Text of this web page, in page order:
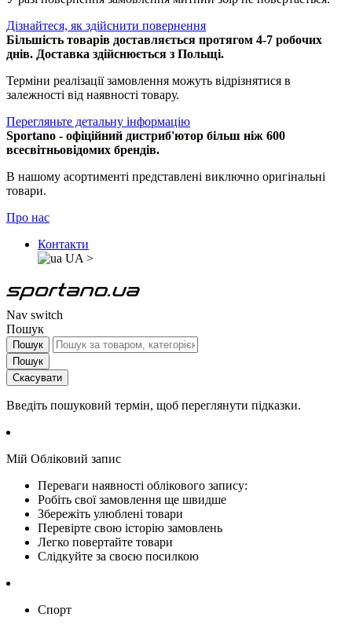
Дізнайтеся, як здійснити повернення
Більшість товарів доставляється протягом 4-7 робочих
днів. Доставка здійснюється з Польщі.
Терміни реалізації замовлення можуть відрізнятися в
залежності від наявності товару.
Перегляньте детальну інформацію
Sportano - офіційний дистриб'ютор більш ніж 600
всесвітньовідомих брендів.
В нашому асортименті представлені виключно оригінальні
товари.
Про нас
Контакти
UA >
Nav switch
Пошук
Пошук
Пошук
Скасувати
Введіть пошуковий термін, щоб переглянути підказки.
Мій Обліковий запис
Переваги наявності облікового запису:
Робіть свої замовлення ще швидше
Збережіть улюблені товари
Перевірте свою історію замовлень
Легко повертайте товари
Слідкуйте за своєю посилкою
Спорт